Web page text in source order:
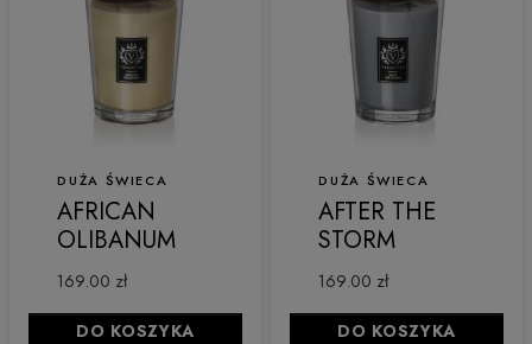
DUŻA ŚWIECA
AFRICAN
OLIBANUM
169.00 zł
DO KOSZYKA
DUŻA ŚWIECA
AFTER THE
STORM
169.00 zł
DO KOSZYKA